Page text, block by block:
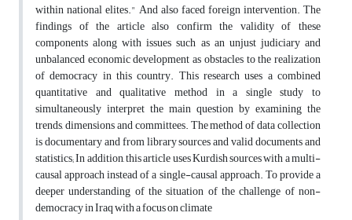
within national elites." And also faced foreign intervention. The
findings of the article also confirm the validity of these
components along with issues such as an unjust judiciary and
unbalanced economic development as obstacles to the realization
of democracy in this country. This research uses a combined
quantitative and qualitative method in a single study to
simultaneously interpret the main question by examining the
trends, dimensions and committees. The method of data collection
is documentary and from library sources and valid documents and
statistics; In addition, this article uses Kurdish sources with a multi-
causal approach instead of a single-causal approach. To provide a
deeper understanding of the situation of the challenge of non-
democracy in Iraq with a focus on climate